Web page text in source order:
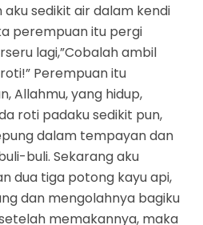
aku sedikit air dalam kendi
perempuan itu pergi
lagi,”Cobalah ambil
Perempuan itu
Allahmu, yang hidup,
roti padaku sedikit pun,
dalam tempayan dan
buli. Sekarang aku
dua tiga potong kayu api,
dan mengolahnya bagiku
memakannya, maka